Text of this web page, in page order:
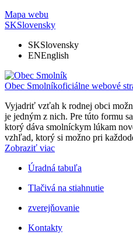
Mapa webu
SKSlovensky
SKSlovensky
ENEnglish
Obec Smolníkoficiálne webové
Vyjadriť vzťah k rodnej obci
je jedným z nich. Pre túto formu
ktorý dáva smolníckym lúkam
vzhľad, ktorý si možno pri
Zobraziť viac
Úradná tabuľa
Tlačivá na stiahnutie
zverejňovanie
Kontakty